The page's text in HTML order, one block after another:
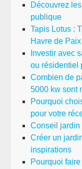
Découvrez
publique
Tapis Lotus :
Havre de
Investir avec
ou résidentiel
Combien de
5000 kw sont
Pourquoi
pour votre
Conseil jardin
Créer un
inspirations
Pourquoi